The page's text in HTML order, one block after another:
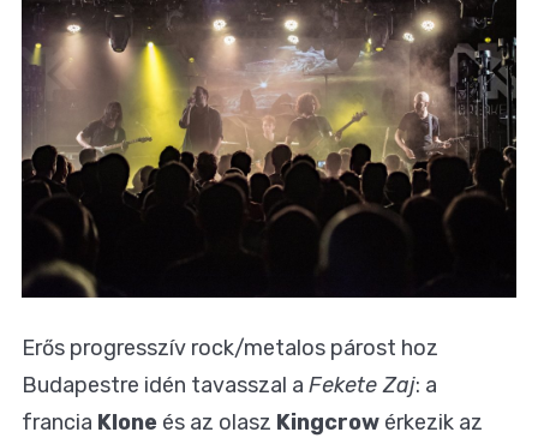
Erős progresszív rock/metalos párost hoz
Budapestre idén tavasszal a Fekete Zaj: a
francia Klone és az olasz Kingcrow érkezik az